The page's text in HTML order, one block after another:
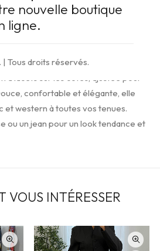
nouvelle boutique
ligne.
| Tous droits réservés.
à lacets sur les côtés, ajustée pour
confortable et élégante, elle
et western à toutes vos tenues.
ou un jean pour un look tendance et
VOUS INTÉRESSER